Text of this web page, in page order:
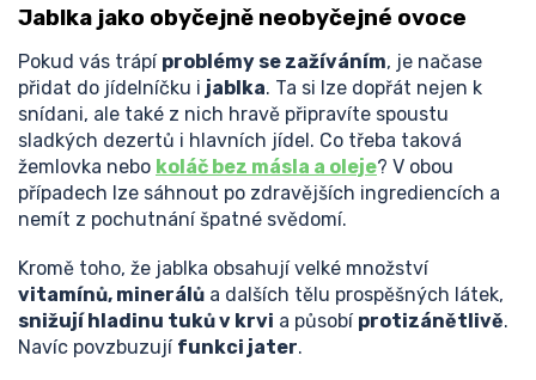
Jablka jako obyčejně neobyčejné ovoce
Pokud vás trápí problémy se zažíváním, je načase
přidat do jídelníčku i jablka. Ta si lze dopřát nejen k
snídani, ale také z nich hravě připravíte spoustu
sladkých dezertů i hlavních jídel. Co třeba taková
žemlovka nebo koláč bez másla a oleje? V obou
případech lze sáhnout po zdravějších ingrediencích a
nemít z pochutnání špatné svědomí.
Kromě toho, že jablka obsahují velké množství
vitamínů, minerálů a dalších tělu prospěšných látek,
snižují hladinu tuků v krvi a působí protizánětlivě.
Navíc povzbuzují funkci jater.